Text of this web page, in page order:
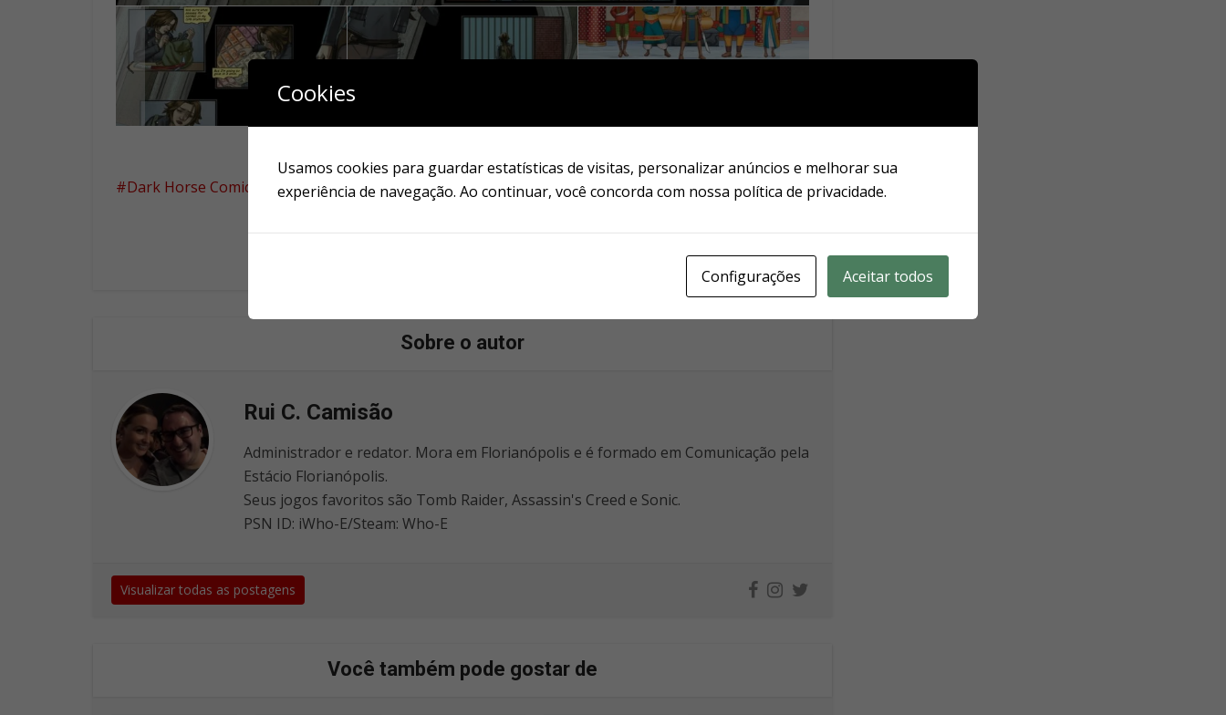
Dark Horse Comics quadrinhost
Sobre o autor
Rui C. Camisão
Administrador e redator. Mora em Florianópolis e é formado em Comunicação pela
Estácio Florianópolis.
Seus jogos favoritos são Tomb Raider, Assassin's Creed e Sonic.
PSN ID: iWho-E/Steam: Who-E
Visualizar todas as postagens
Você também pode gostar de
Cookies
Usamos cookies para guardar estatísticas de visitas, personalizar anúncios e melhorar sua
experiência de navegação. Ao continuar, você concorda com nossa política de privacidade.
Configurações Aceitar todos